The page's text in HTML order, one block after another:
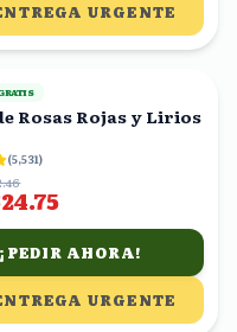
URGENTE
Rosas Rojas y Lirios
(5,531)
¡PEDIR AHORA!
URGENTE